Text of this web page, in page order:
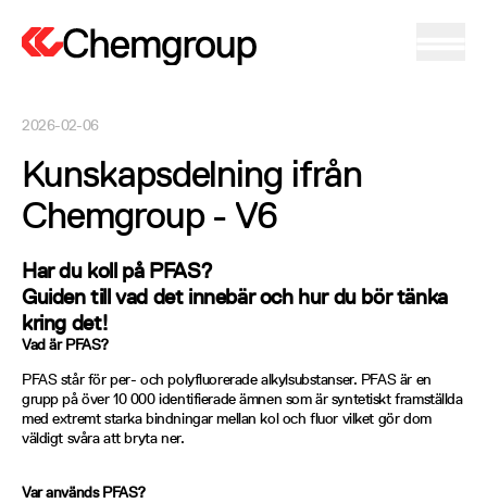
2026-02-06
Kunskapsdelning ifrån
Chemgroup - V6
Har du koll på PFAS?
Guiden till vad det innebär och hur du bör tänka
kring det!
Vad är PFAS?
PFAS står för per- och polyfluorerade alkylsubstanser. PFAS är en
grupp på över 10 000 identifierade ämnen som är syntetiskt framställda
med extremt starka bindningar mellan kol och fluor vilket gör dom
väldigt svåra att bryta ner.
Var används PFAS?